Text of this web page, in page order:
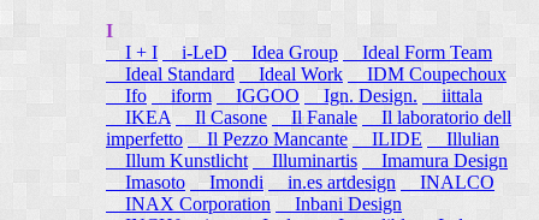
I
I + I
i-LeD Idea Group
Ideal Form Team
Ideal Standard
Ideal Work
IDM Coupechoux
Ifo
iform IGGOO Ign. Design.
iittala
IKEA
Il Casone Il Fanale
Il laboratorio dell
imperfetto
Il Pezzo Mancante ILIDE
Illulian
Illum Kunstlicht
Illuminartis
Imamura Design
Imasoto
Imondi in.es artdesign
INALCO
INAX Corporation
Inbani Design